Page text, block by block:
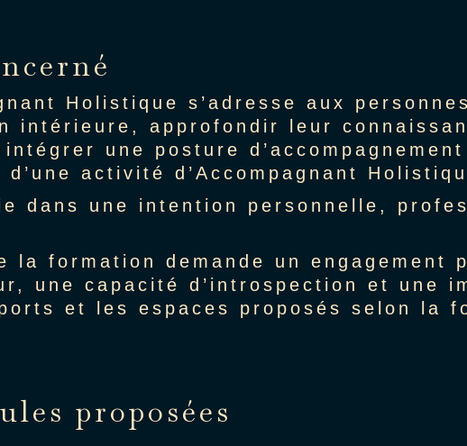
Holistique s’adresse aux
intérieure, approfondir leur
une posture
activité d’Accompagnant
dans une intention personnelle,
formation demande un engagement
une capacité d’introspection et une
et les espaces proposés selon la
proposées